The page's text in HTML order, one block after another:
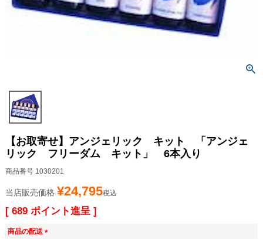
【お取寄せ】アンジェリック キット 「アンジェ
リック フリーダム キット」 6本入り
商品番号 1030201
当店販売価格 ¥24,795税込
[ 689 ポイント進呈 ]
商品の配送